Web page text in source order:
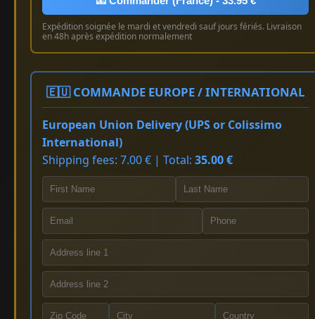
Expédition soignée le mardi et vendredi sauf jours fériés. Livraison
en 48h après expédition normalement
🇪🇺 COMMANDE EUROPE / INTERNATIONAL
European Union Delivery (UPS or Colissimo
International)
Shipping fees: 7.00 € | Total: 35.00 €